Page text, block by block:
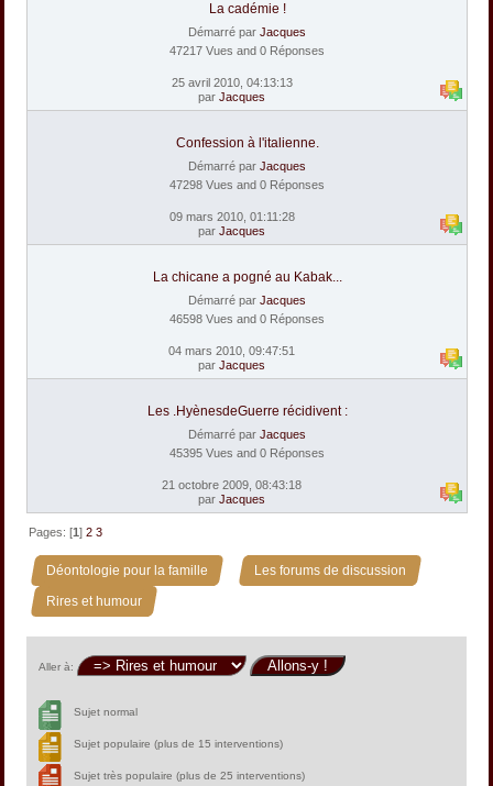
La cadémie !
Démarré par Jacques
47217 Vues and 0 Réponses
25 avril 2010, 04:13:13
par Jacques
Confession à l'italienne.
Démarré par Jacques
47298 Vues and 0 Réponses
09 mars 2010, 01:11:28
par Jacques
La chicane a pogné au Kabak...
Démarré par Jacques
46598 Vues and 0 Réponses
04 mars 2010, 09:47:51
par Jacques
Les .HyènesdeGuerre récidivent :
Démarré par Jacques
45395 Vues and 0 Réponses
21 octobre 2009, 08:43:18
par Jacques
Pages: [1]2 3
Déontologie pour la famille » Les forums de discussion »
Rires et humour
Aller à:
Sujet normal
Sujet populaire (plus de 15 interventions)
Sujet très populaire (plus de 25 interventions)